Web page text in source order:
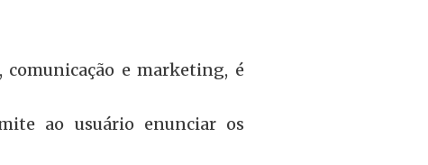
e marketing, é
ao usuário enunciar os